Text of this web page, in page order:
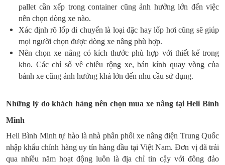
pallet cần xếp trong container cũng ảnh hưởng lớn đến việc
nên chọn dòng xe nào.
Xác định rõ lốp di chuyển là loại đặc hay lốp hơi cũng sẽ giúp
mọi người chọn được dòng xe nâng phù hợp.
Nên chọn xe nâng có kích thước phù hợp với thiết kế trong
kho. Các chỉ số về chiều rộng xe, bán kính quay vòng của
bánh xe cũng ảnh hưởng khá lớn đến nhu cầu sử dụng.
Những lý do khách hàng nên chọn mua xe nâng tại Heli Bình
Minh
Heli Bình Minh tự hào là nhà phân phối xe nâng điện Trung Quốc
nhập khẩu chính hãng uy tín hàng đầu tại Việt Nam. Đơn vị đã trải
qua nhiều năm hoạt động luôn là địa chỉ tin cậy với đông đảo